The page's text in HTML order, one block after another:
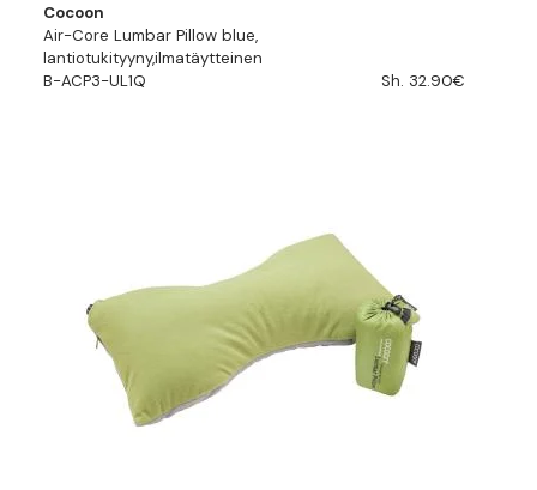
Cocoon
Air-Core Lumbar Pillow blue,
lantiotukityyny,ilmatäytteinen
B-ACP3-UL1Q
Sh. 32.90€